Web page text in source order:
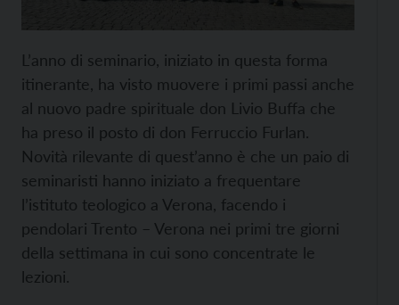
L’anno di seminario, iniziato in questa forma
itinerante, ha visto muovere i primi passi anche
al nuovo padre spirituale don Livio Buffa che
ha preso il posto di don Ferruccio Furlan.
Novità rilevante di quest’anno è che un paio di
seminaristi hanno iniziato a frequentare
l’istituto teologico a Verona, facendo i
pendolari Trento – Verona nei primi tre giorni
della settimana in cui sono concentrate le
lezioni.